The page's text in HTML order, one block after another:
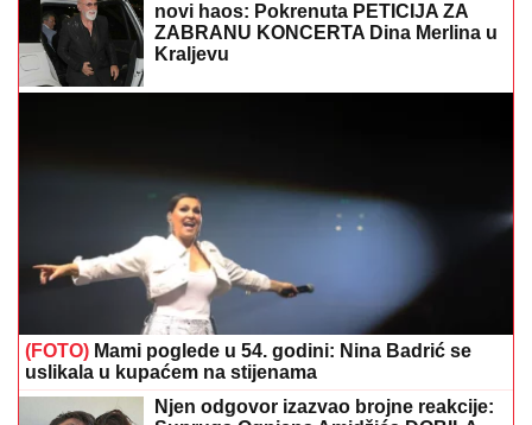
novi haos: Pokrenuta PETICIJA ZA
ZABRANU KONCERTA Dina Merlina u
Kraljevu
(FOTO) Mami poglede u 54. godini: Nina Badrić se
uslikala u kupaćem na stijenama
Njen odgovor izazvao brojne reakcije: